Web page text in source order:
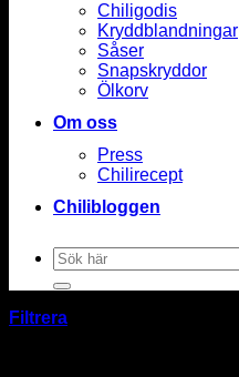
Chiligodis
Kryddblandningar
Såser
Snapskryddor
Ölkorv
Om oss
Press
Chilirecept
Chilibloggen
Sök
efter:
Filtrera